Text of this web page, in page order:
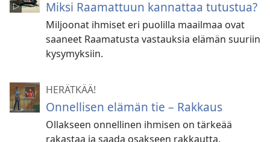
Miksi Raamattuun kannattaa tutustua?
Miljoonat ihmiset eri puolilla maailmaa ovat
saaneet Raamatusta vastauksia elämän suuriin
kysymyksiin.
HERÄTKÄÄ!
Onnellisen elämän tie – Rakkaus
Ollakseen onnellinen ihmisen on tärkeää
rakastaa ja saada osakseen rakkautta.